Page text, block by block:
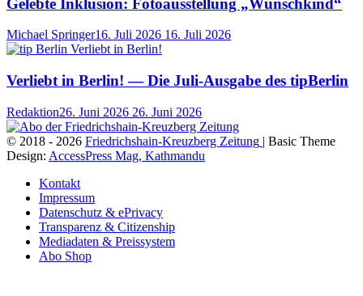
Michael Springer16. Juli 2026 16. Juli 2026
Verliebt in Berlin! — Die Juli-Ausgabe des tipBerlin
Redaktion26. Juni 2026 26. Juni 2026
© 2018 - 2026 Friedrichshain-Kreuzberg Zeitung | Basic Theme
Design: AccessPress Mag, Kathmandu
Kontakt
Impressum
Datenschutz & ePrivacy
Transparenz & Citizenship
Mediadaten & Preissystem
Abo Shop